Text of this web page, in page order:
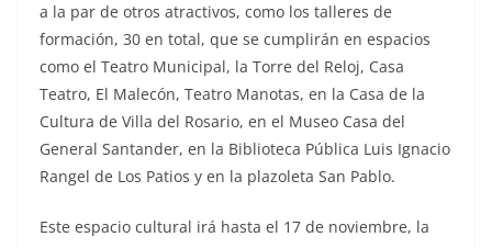
a la par de otros atractivos, como los talleres de
formación, 30 en total, que se cumplirán en espacios
como el Teatro Municipal, la Torre del Reloj, Casa
Teatro, El Malecón, Teatro Manotas, en la Casa de la
Cultura de Villa del Rosario, en el Museo Casa del
General Santander, en la Biblioteca Pública Luis Ignacio
Rangel de Los Patios y en la plazoleta San Pablo.
Este espacio cultural irá hasta el 17 de noviembre, la